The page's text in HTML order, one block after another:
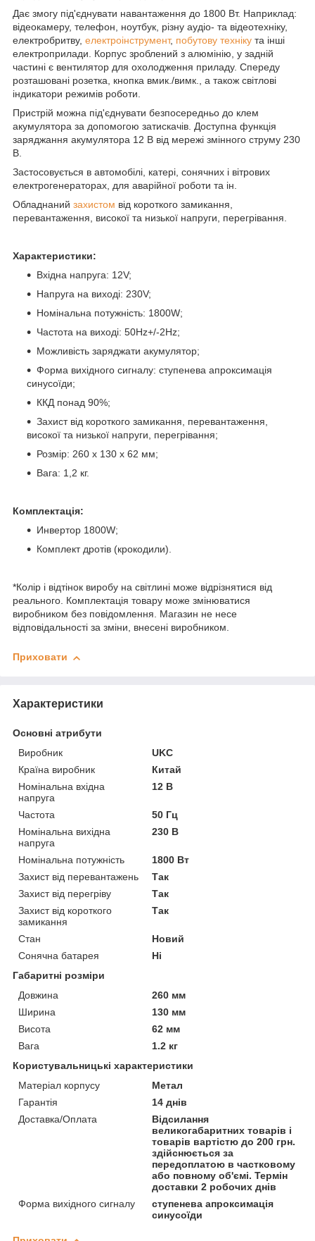
Дає змогу під'єднувати навантаження до 1800 Вт. Наприклад:
відеокамеру, телефон, ноутбук, різну аудіо- та відеотехніку,
електробритву, електроінструмент, побутову техніку та інші
електроприлади. Корпус зроблений з алюмінію, у задній
частині є вентилятор для охолодження приладу. Спереду
розташовані розетка, кнопка вмик./вимк., а також світлові
індикатори режимів роботи.
Пристрій можна під'єднувати безпосередньо до клем
акумулятора за допомогою затискачів. Доступна функція
заряджання акумулятора 12 В від мережі змінного струму 230
В.
Застосовується в автомобілі, катері, сонячних і вітрових
електрогенераторах, для аварійної роботи та ін.
Обладнаний захистом від короткого замикання,
перевантаження, високої та низької напруги, перегрівання.
Характеристики:
Вхідна напруга: 12V;
Напруга на виході: 230V;
Номінальна потужність: 1800W;
Частота на виході: 50Hz+/-2Hz;
Можливість заряджати акумулятор;
Форма вихідного сигналу: ступенева апроксимація
синусоїди;
ККД понад 90%;
Захист від короткого замикання, перевантаження,
високої та низької напруги, перегрівання;
Розмір: 260 х 130 х 62 мм;
Вага: 1,2 кг.
Комплектація:
Инвертор 1800W;
Комплект дротів (крокодили).
*Колір і відтінок виробу на світлині може відрізнятися від
реального. Комплектація товару може змінюватися
виробником без повідомлення. Магазин не несе
відповідальності за зміни, внесені виробником.
Приховати
Характеристики
Основні атрибути
Виробник
UKC
Країна виробник
Китай
Номінальна вхідна
напруга
12 В
Частота
50 Гц
Номінальна вихідна
напруга
230 В
Номінальна потужність
1800 Вт
Захист від перевантажень
Так
Захист від перегріву
Так
Захист від короткого
замикання
Так
Стан
Новий
Сонячна батарея
Ні
Габаритні розміри
Довжина
260 мм
Ширина
130 мм
Висота
62 мм
Вага
1.2 кг
Користувальницькі характеристики
Матеріал корпусу
Метал
Гарантія
14 днів
Доставка/Оплата
Відсилання
великогабаритних товарів і
товарів вартістю до 200 грн.
здійснюється за
передоплатою в частковому
або повному об'ємі. Термін
доставки 2 робочих днів
Форма вихідного сигналу
ступенева апроксимація
синусоїди